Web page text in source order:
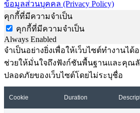
ข้อมูลส่วนบุคคล (Privacy Policy)
คุกกี้ที่มีความจำเป็น
คุกกี้ที่มีความจำเป็น
Always Enabled
จำเป็นอย่างยิ่งเพื่อให้เว็บไซต์ทำงานไ
ช่วยให้มั่นใจถึงฟังก์ชันพื้นฐานและคุณ
ปลอดภัยของเว็บไซต์โดยไม่ระบุชื่อ
Cookie Duration